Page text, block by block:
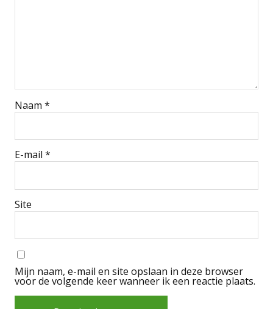
Naam *
E-mail *
Site
Mijn naam, e-mail en site opslaan in deze browser
voor de volgende keer wanneer ik een reactie plaats.